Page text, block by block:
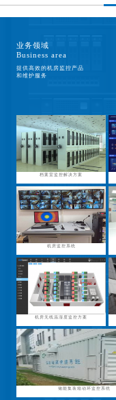
业务领域
Business area
提供高效的机房监控产品
和维护服务
档案室监控解决方案
机房监控系统
机房无线温湿度监控方案
储能集装箱动环监控系统